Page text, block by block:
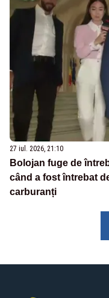
27 iul. 2026, 21:10
Bolojan fuge de
când a fost întrebat
carburanți